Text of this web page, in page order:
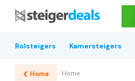
Rolsteigers Kamersteigers
Home Home